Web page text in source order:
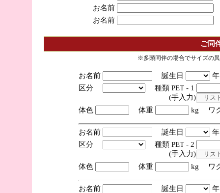
お名前
お名前
ご同
※多頭同伴の場合でサイズの
お名前 誕生日
区分
種類 PET - 1
(手入力)
体色
体重 kg ワ
お名前 誕生日
区分
種類 PET - 2
(手入力)
体色
体重 kg ワ
お名前 誕生日